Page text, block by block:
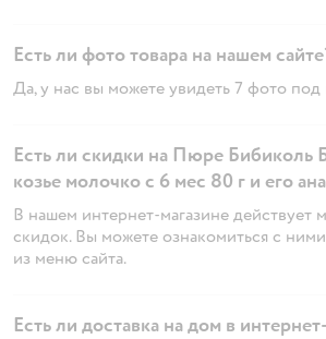
Есть ли фото товара на нашем
Да, у нас вы можете увидеть 7 фото под
Есть ли скидки на Пюре Бибиколь
козье молочко с 6 мес 80 г и его
В нашем интернет-магазине действует
скидок. Вы можете ознакомиться с
из меню сайта.
Есть ли доставка на дом в